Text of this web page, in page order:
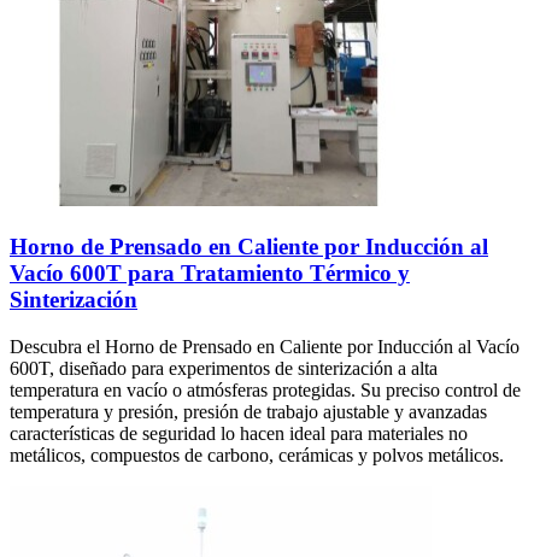
Horno de Prensado en Caliente por Inducción al
Vacío 600T para Tratamiento Térmico y
Sinterización
Descubra el Horno de Prensado en Caliente por Inducción al Vacío
600T, diseñado para experimentos de sinterización a alta
temperatura en vacío o atmósferas protegidas. Su preciso control de
temperatura y presión, presión de trabajo ajustable y avanzadas
características de seguridad lo hacen ideal para materiales no
metálicos, compuestos de carbono, cerámicas y polvos metálicos.